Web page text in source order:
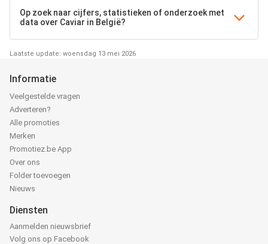
Op zoek naar cijfers, statistieken of onderzoek met
data over Caviar in België?
Laatste update: woensdag 13 mei 2026
Informatie
Veelgestelde vragen
Adverteren?
Alle promoties
Merken
Promotiez.be App
Over ons
Folder toevoegen
Nieuws
Diensten
Aanmelden nieuwsbrief
Volg ons op Facebook